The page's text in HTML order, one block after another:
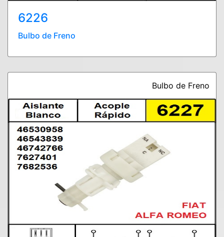
6226
Bulbo de Freno
Bulbo de Freno